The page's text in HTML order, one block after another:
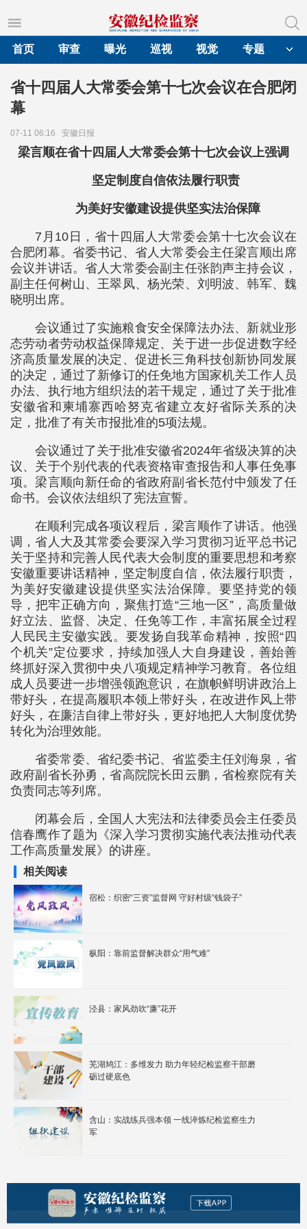
首页
审查 曝光 巡视 视觉 专题
省十四届人大常委会第十七次会议在合肥闭
幕
07-11 06:16 安徽日报
梁言顺在省十四届人大常委会第十七次会议上强调
坚定制度自信依法履行职责
为美好安徽建设提供坚实法治保障
7月10日，省十四届人大常委会第十七次会议在
合肥闭幕。省委书记、省人大常委会主任梁言顺出席
会议并讲话。省人大常委会副主任张韵声主持会议，
副主任何树山、王翠凤、杨光荣、刘明波、韩军、魏
晓明出席。
会议通过了实施粮食安全保障法办法、新就业形
态劳动者劳动权益保障规定、关于进一步促进数字经
济高质量发展的决定、促进长三角科技创新协同发展
的决定，通过了新修订的任免地方国家机关工作人员
办法、执行地方组织法的若干规定，通过了关于批准
安徽省和柬埔寨西哈努克省建立友好省际关系的决
定，批准了有关市报批准的5项法规。
会议通过了关于批准安徽省2024年省级决算的决
议、关于个别代表的代表资格审查报告和人事任免事
项。梁言顺向新任命的省政府副省长范付中颁发了任
命书。会议依法组织了宪法宣誓。
在顺利完成各项议程后，梁言顺作了讲话。他强
调，省人大及其常委会要深入学习贯彻习近平总书记
关于坚持和完善人民代表大会制度的重要思想和考察
安徽重要讲话精神，坚定制度自信，依法履行职责，
为美好安徽建设提供坚实法治保障。要坚持党的领
导，把牢正确方向，聚焦打造“三地一区”，高质量做
好立法、监督、决定、任免等工作，丰富拓展全过程
人民民主安徽实践。要发扬自我革命精神，按照“四
个机关”定位要求，持续加强人大自身建设，善始善
终抓好深入贯彻中央八项规定精神学习教育。各位组
成人员要进一步增强领跑意识，在旗帜鲜明讲政治上
带好头，在提高履职本领上带好头，在改进作风上带
好头，在廉洁自律上带好头，更好地把人大制度优势
转化为治理效能。
省委常委、省纪委书记、省监委主任刘海泉，省
政府副省长孙勇，省高院院长田云鹏，省检察院有关
负责同志等列席。
闭幕会后，全国人大宪法和法律委员会主任委员
信春鹰作了题为《深入学习贯彻实施代表法推动代表
工作高质量发展》的讲座。
相关阅读
宿松：织密“三资”监督网 守好村级“钱袋子”
枞阳：靠前监督解决群众“用气难”
泾县：家风劲吹“廉”花开
芜湖鸠江：多维发力 助力年轻纪检监察干部磨
砺过硬底色
含山：实战练兵强本领 一线淬炼纪检监察生力
军